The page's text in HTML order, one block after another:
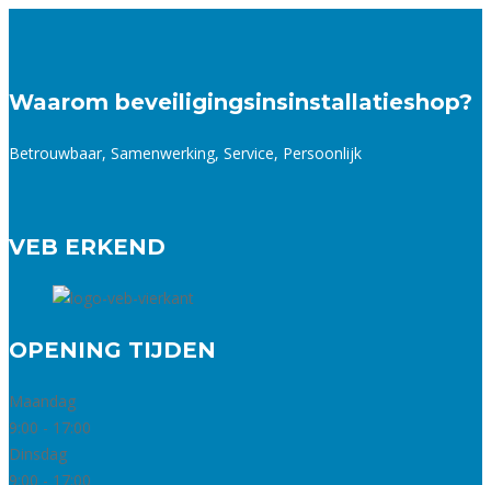
Waarom beveiligingsinsinstallatieshop?
Betrouwbaar, Samenwerking, Service, Persoonlijk
VEB ERKEND
OPENING TIJDEN
Maandag
9:00 - 17:00
Dinsdag
9:00 - 17:00